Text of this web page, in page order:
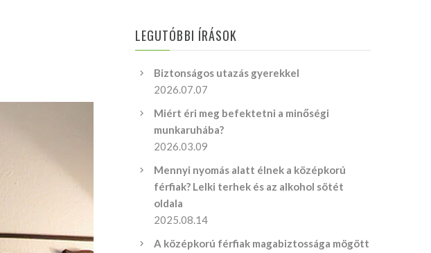
LEGUTÓBBI ÍRÁSOK
Biztonságos utazás gyerekkel
2026.07.07
Miért éri meg befektetni a minőségi
munkaruhába?
2026.03.09
Mennyi nyomás alatt élnek a középkorú
férfiak? Lelki terhek és az alkohol sötét
oldala
2025.08.14
A középkorú férfiak magabiztossága mögött